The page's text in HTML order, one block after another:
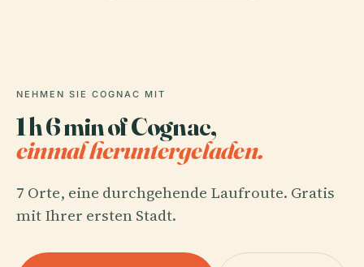
NEHMEN SIE COGNAC MIT
1 h 6 min of Cognac,
einmal heruntergeladen.
7 Orte, eine durchgehende Laufroute. Gratis
mit Ihrer ersten Stadt.